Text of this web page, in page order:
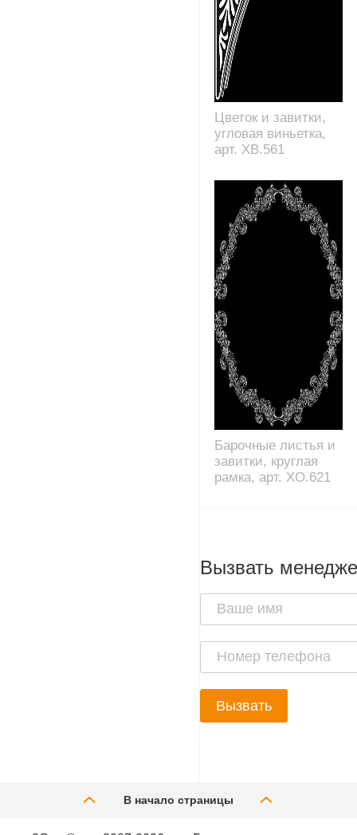
Цветок и завитки,
угловая виньетка,
арт. XB.561
Барочные листья и
завитки, круглая
рамка, арт. XO.621
Вызвать
Вызвать
В начало страницы